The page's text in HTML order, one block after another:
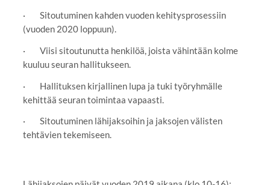
· Sitoutuminen kahden vuoden kehitysprosessiin
(vuoden 2020 loppuun).
· Viisi sitoutunutta henkilöä, joista vähintään kolme
kuuluu seuran hallitukseen.
· Hallituksen kirjallinen lupa ja tuki työryhmälle
kehittää seuran toimintaa vapaasti.
· Sitoutuminen lähijaksoihin ja jaksojen välisten
tehtävien tekemiseen.